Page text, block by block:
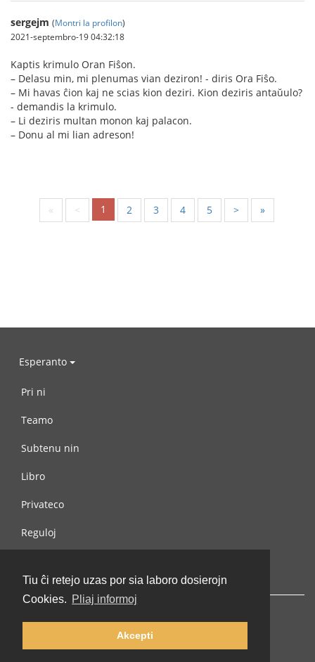
Tiu ĉi retejo uzas por sia laboro dosierojn
Cookies. Pliaj informoj
Akcepti
sergejm (Montri la profilon)
2021-septembro-19 04:32:18
Kaptis krimulo Oran Fiŝon.
– Delasu min, mi plenumas vian deziron! - diris Ora Fiŝo.
– Mi havas ĉion kaj ne scias kion deziri. Kion deziris antaŭulo?
- demandis la krimulo.
– Li deziris multan monon kaj palacon.
– Donu al mi lian adreson!
« < 1 2 3 4 5 > »
Esperanto
Pri ni
Teamo
Subtenu nin
Libro
Privateco
Reguloj
© 2002-2026 lernu.net |Impressum